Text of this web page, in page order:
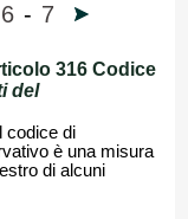
6 - 7
316 Codice
del
codice di
è una misura
di alcuni